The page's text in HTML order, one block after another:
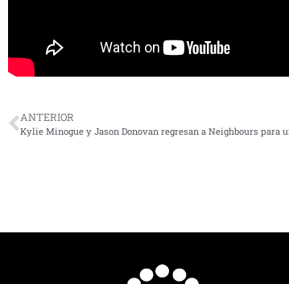
ANTERIOR
Kylie Minogue y Jason Donovan regresan a Neighbours para